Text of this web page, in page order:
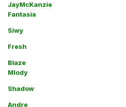
JayMcKanzie
Fantasia
Siwy
Fresh
Blaze
Mlody
Shadow
Andre